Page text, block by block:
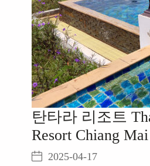
탄타라 리조트
Resort Chiang Mai
2025-04-17